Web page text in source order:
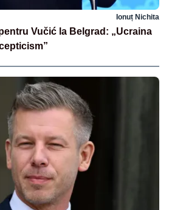
Ionuț Nichita
Vučić la Belgrad: „Ucraina